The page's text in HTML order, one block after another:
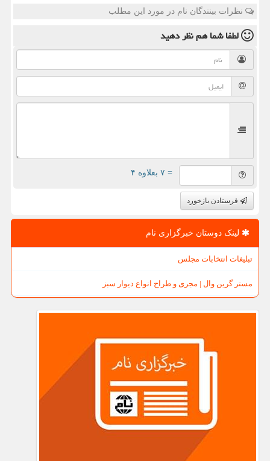
نظرات بینندگان نام در مورد این مطلب
لطفا شما همنظر دهید
= ۷ بعلاوه ۴
فرستادن بازخورد
لینک دوستان خبرگزاری نام
تبلیغات انتخابات مجلس
مستر گرین وال | مجری و طراح انواع دیوار سبز